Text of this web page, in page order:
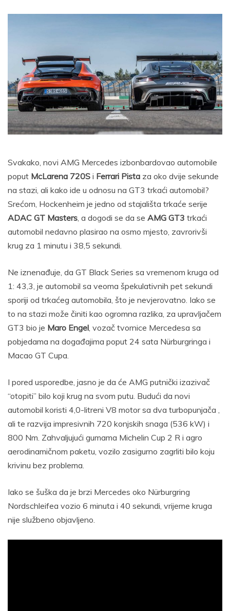
Svakako, novi AMG Mercedes izbonbardovao automobile
poput McLarena 720S i Ferrari Pista za oko dvije sekunde
na stazi, ali kako ide u odnosu na GT3 trkaći automobil?
Srećom, Hockenheim je jedno od stajališta trkaće serije
ADAC GT Masters, a dogodi se da se AMG GT3 trkaći
automobil nedavno plasirao na osmo mjesto, zavrorivši
krug za 1 minutu i 38,5 sekundi.
Ne iznenađuje, da GT Black Series sa vremenom kruga od
1: 43,3, je automobil sa veoma špekulativnih pet sekundi
sporiji od trkaćeg automobila, što je nevjerovatno. Iako se
to na stazi može činiti kao ogromna razlika, za upravljačem
GT3 bio je Maro Engel, vozač tvornice Mercedesa sa
pobjedama na događajima poput 24 sata Nürburgringa i
Macao GT Cupa.
I pored usporedbe, jasno je da će AMG putnički izazivač
“otopiti” bilo koji krug na svom putu. Budući da novi
automobil koristi 4,0-litreni V8 motor sa dva turbopunjača ,
ali te razvija impresivnih 720 konjskih snaga (536 kW) i
800 Nm. Zahvaljujući gumama Michelin Cup 2 R i agro
aerodinamičnom paketu, vozilo zasigurno zagrliti bilo koju
krivinu bez problema.
Iako se šuška da je brzi Mercedes oko Nürburgring
Nordschleifea vozio 6 minuta i 40 sekundi, vrijeme kruga
nije službeno objavljeno.